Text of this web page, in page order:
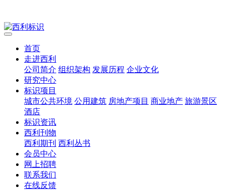
首页
走进西利
公司简介 组织架构 发展历程 企业文化
研究中心
标识项目
城市公共环境 公用建筑 房地产项目 商业地产 旅游景区
酒店
标识资讯
西利刊物
西利期刊 西利丛书
会员中心
网上招聘
联系我们
在线反馈